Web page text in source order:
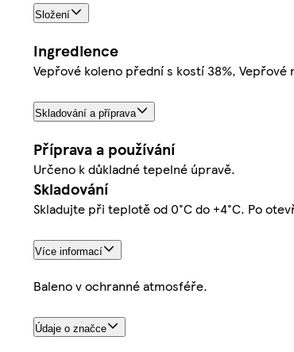
Složení
Ingredience
Vepřové koleno přední s kostí 38%, Vepřové
Skladování a příprava
Příprava a používání
Určeno k důkladné tepelné úpravě.
Skladování
Skladujte při teplotě od 0°C do +4°C. Po
Více informací
Baleno v ochranné atmosféře.
Údaje o značce